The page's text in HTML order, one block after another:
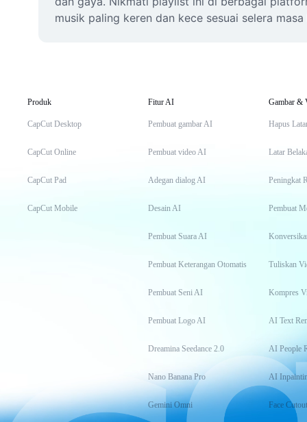
musik paling keren dan kece sesuai selera
Produk
CapCut Desktop
CapCut Online
CapCut Pad
CapCut Mobile
Fitur AI
Pembuat gambar AI
Pembuat video AI
Adegan dialog AI
Desain AI
Pembuat Suara AI
Pembuat Keterangan Otomatis
Pembuat Seni AI
Pembuat Logo AI
Dreamina Seedance 2.0
Nano Banana Pro
Gemini Omni
Gambar &
Hapus
Latar
Peningkat
Pembuat
Tuliskan
Kompres
AI Text
AI People
AI
Face Cutout